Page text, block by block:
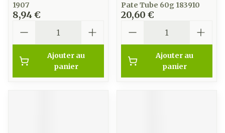
1907
8,94 €
Ajouter au
panier
Pate Tube 60g 183910
20,60 €
Ajouter au
panier